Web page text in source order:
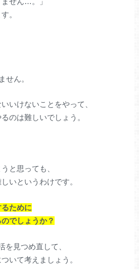
。
せん。
いけないことをやって、
のは難しいでしょう。
と思っても、
いというわけです。
ために
でしょうか？
を見つめ直して、
いて考えましょう。